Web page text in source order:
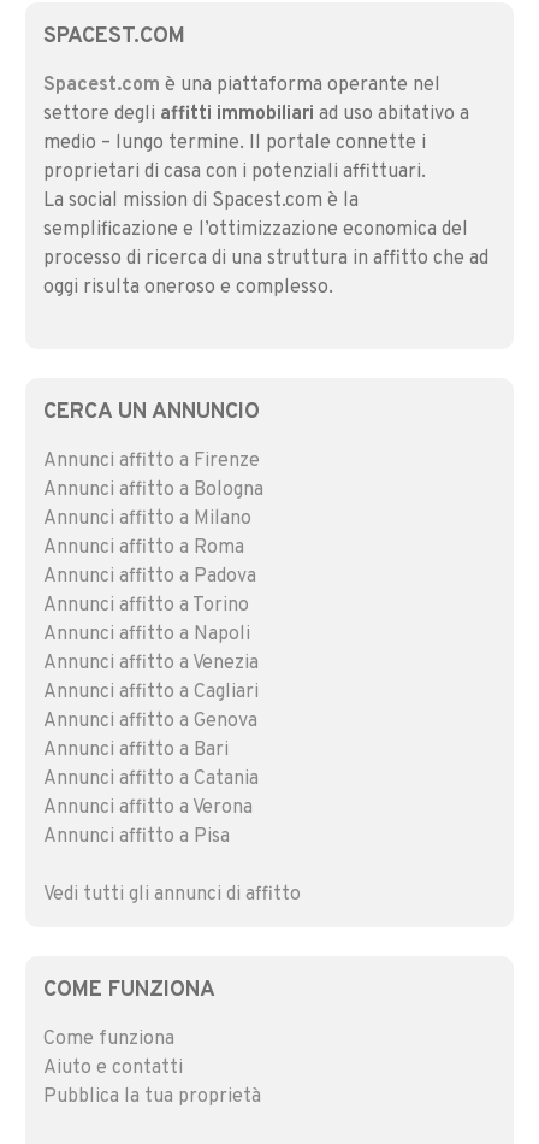
SPACEST.COM
Spacest.com è una piattaforma operante nel
settore degli affitti immobiliari ad uso abitativo a
medio – lungo termine. Il portale connette i
proprietari di casa con i potenziali affittuari.
La social mission di Spacest.com è la
semplificazione e l’ottimizzazione economica del
processo di ricerca di una struttura in affitto che ad
oggi risulta oneroso e complesso.
CERCA UN ANNUNCIO
Annunci affitto a Firenze
Annunci affitto a Bologna
Annunci affitto a Milano
Annunci affitto a Roma
Annunci affitto a Padova
Annunci affitto a Torino
Annunci affitto a Napoli
Annunci affitto a Venezia
Annunci affitto a Cagliari
Annunci affitto a Genova
Annunci affitto a Bari
Annunci affitto a Catania
Annunci affitto a Verona
Annunci affitto a Pisa
Vedi tutti gli annunci di affitto
COME FUNZIONA
Come funziona
Aiuto e contatti
Pubblica la tua proprietà